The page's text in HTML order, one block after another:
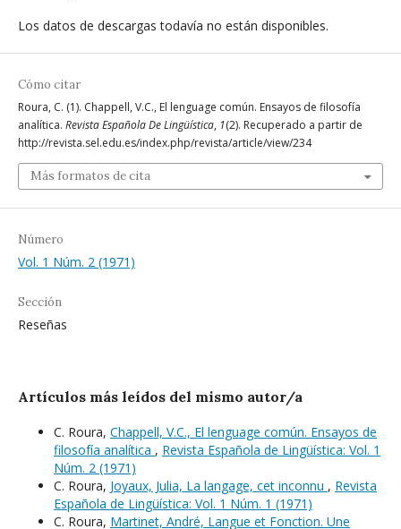
Los datos de descargas todavía no están disponibles.
Cómo citar
Roura, C. (1). Chappell, V.C., El lenguage común. Ensayos de filosofía
analítica. Revista Española De Lingüística, 1(2). Recuperado a partir de
http://revista.sel.edu.es/index.php/revista/article/view/234
Más formatos de cita
Número
Vol. 1 Núm. 2 (1971)
Sección
Reseñas
Artículos más leídos del mismo autor/a
C. Roura, Chappell, V.C., El lenguage común. Ensayos de
filosofía analítica , Revista Española de Lingüística: Vol. 1
Núm. 2 (1971)
C. Roura, Joyaux, Julia, La langage, cet inconnu , Revista
Española de Lingüística: Vol. 1 Núm. 1 (1971)
C. Roura, Martinet, André, Langue et Fonction. Une